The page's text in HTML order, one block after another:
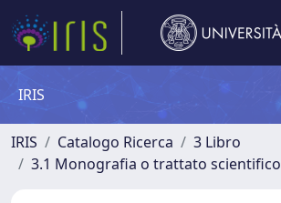
IRIS
IRIS Catalogo Ricerca
3 Libro
3.1 Monografia o trattato scientifico